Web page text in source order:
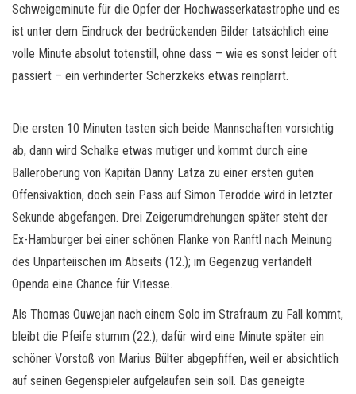
Schweigeminute für die Opfer der Hochwasserkatastrophe und es
ist unter dem Eindruck der bedrückenden Bilder tatsächlich eine
volle Minute absolut totenstill, ohne dass – wie es sonst leider oft
passiert – ein verhinderter Scherzkeks etwas reinplärrt.
Die ersten 10 Minuten tasten sich beide Mannschaften vorsichtig
ab, dann wird Schalke etwas mutiger und kommt durch eine
Balleroberung von Kapitän Danny Latza zu einer ersten guten
Offensivaktion, doch sein Pass auf Simon Terodde wird in letzter
Sekunde abgefangen. Drei Zeigerumdrehungen später steht der
Ex-Hamburger bei einer schönen Flanke von Ranftl nach Meinung
des Unparteiischen im Abseits (12.); im Gegenzug vertändelt
Openda eine Chance für Vitesse.
Als Thomas Ouwejan nach einem Solo im Strafraum zu Fall kommt,
bleibt die Pfeife stumm (22.), dafür wird eine Minute später ein
schöner Vorstoß von Marius Bülter abgepfiffen, weil er absichtlich
auf seinen Gegenspieler aufgelaufen sein soll. Das geneigte